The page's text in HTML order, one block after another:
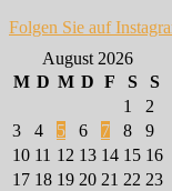
Folgen Sie auf
August 2026
M D M D F S
S
1
2
3
4 5 6 7 8
9
10 11 12 13 14 15 16
17 18 19 20 21 22 23